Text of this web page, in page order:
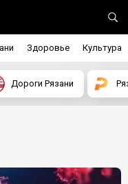
Здоровье Культура
Дороги Рязани